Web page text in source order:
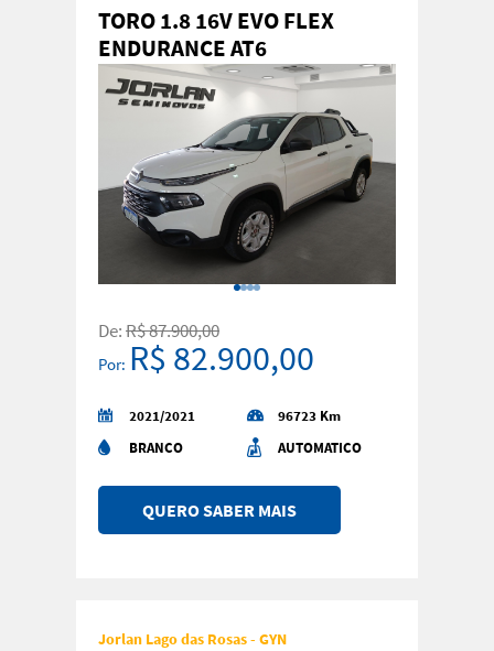
TORO 1.8 16V EVO FLEX
ENDURANCE AT6
De:R$ 87.900,00
Por: R$ 82.900,00
2021/2021
96723 Km
BRANCO
AUTOMATICO
QUERO SABER MAIS
Jorlan Lago das Rosas - GYN